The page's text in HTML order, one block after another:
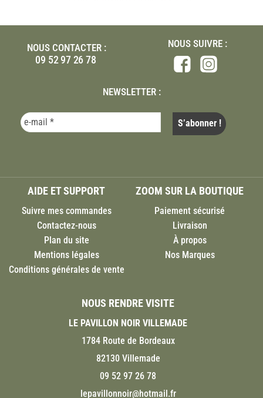
NOUS CONTACTER :
09 52 97 26 78
NOUS SUIVRE :
NEWSLETTER :
AIDE ET SUPPORT
Suivre mes commandes
Contactez-nous
Plan du site
Mentions légales
Conditions générales de vente
ZOOM SUR LA BOUTIQUE
Paiement sécurisé
Livraison
À propos
Nos Marques
NOUS RENDRE VISITE
LE PAVILLON NOIR VILLEMADE
1784 Route de Bordeaux
82130 Villemade
09 52 97 26 78
lepavillonnoir@hotmail.fr